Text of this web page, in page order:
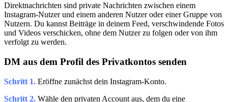
Direktnachrichten sind private Nachrichten zwischen einem
Instagram-Nutzer und einem anderen Nutzer oder einer Gruppe von
Nutzern. Du kannst Beiträge in deinem Feed, verschwindende Fotos
und Videos verschicken, ohne dem Nutzer zu folgen oder von ihm
verfolgt zu werden.
DM aus dem Profil des Privatkontos senden
Schritt 1. Eröffne zunächst dein Instagram-Konto.
Schritt 2. Wähle den privaten Account aus, dem du eine